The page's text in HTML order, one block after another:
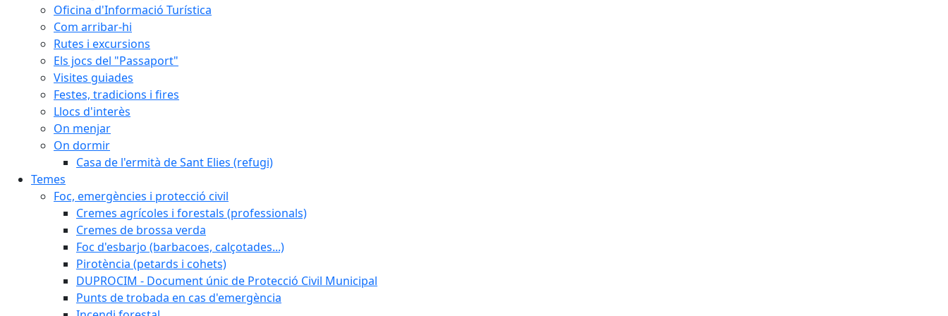
Oficina d'Informació Turística
Com arribar-hi
Rutes i excursions
Els jocs del "Passaport"
Visites guiades
Festes, tradicions i fires
Llocs d'interès
On menjar
On dormir
Casa de l'ermità de Sant Elies (refugi)
Temes
Foc, emergències i protecció civil
Cremes agrícoles i forestals (professionals)
Cremes de brossa verda
Foc d'esbarjo (barbacoes, calçotades...)
Pirotència (petards i cohets)
DUPROCIM - Document únic de Protecció Civil Municipal
Punts de trobada en cas d'emergència